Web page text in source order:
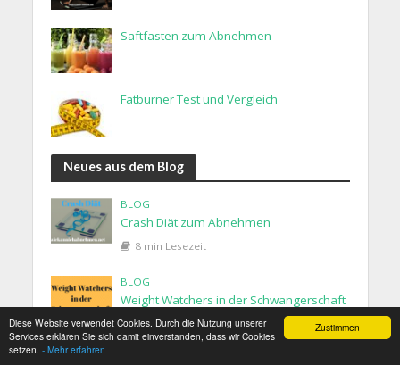
Zustimmen
Diese Website verwendet Cookies. Durch die Nutzung unserer
Services erklären Sie sich damit einverstanden, dass wir Cookies
setzen. - Mehr erfahren
Saftfasten zum Abnehmen
Fatburner Test und Vergleich
Neues aus dem Blog
BLOG
Crash Diät zum Abnehmen
8 min Lesezeit
BLOG
Weight Watchers in der Schwangerschaft
4 min Lesezeit